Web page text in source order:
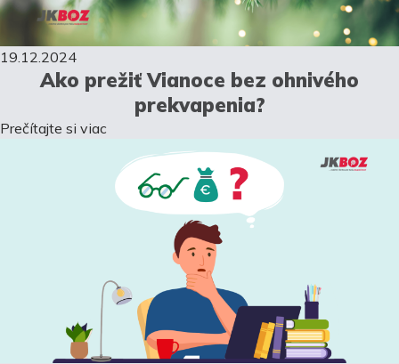
19.12.2024
Ako prežiť Vianoce bez ohnivého
prekvapenia?
Prečítajte si viac